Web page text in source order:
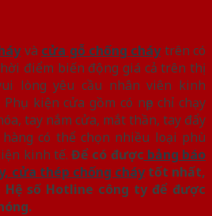
và cửa gỗ chống cháytrên có
điểm biến động giá cả trên thị
lòng yêu cầu nhân viên kinh
kiện cửa gồm có nẹp chỉ chạy
tay nắm cửa, mắt thần, tay đẩy
có thể chọn nhiều loại phù
kinh tế. Để có được bảng báo
cửa thép chống cháytốt nhất,
Hệ số Hotline công ty để được